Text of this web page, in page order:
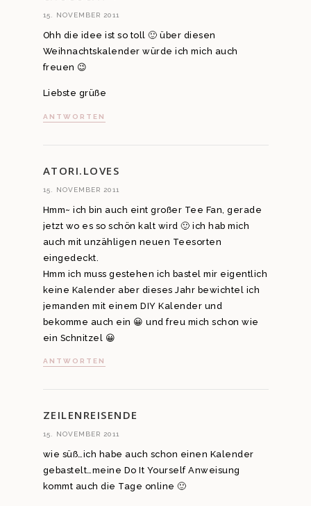
15. NOVEMBER 2011
Ohh die idee ist so toll 🙂 über diesen
Weihnachtskalender würde ich mich auch
freuen 😉
Liebste grüße
ANTWORTEN
ATORI.LOVES
15. NOVEMBER 2011
Hmm~ ich bin auch eint großer Tee Fan, gerade
jetzt wo es so schön kalt wird 🙂 ich hab mich
auch mit unzähligen neuen Teesorten
eingedeckt.
Hmm ich muss gestehen ich bastel mir eigentlich
keine Kalender aber dieses Jahr bewichtel ich
jemanden mit einem DIY Kalender und
bekomme auch ein 😀 und freu mich schon wie
ein Schnitzel 😀
ANTWORTEN
ZEILENREISENDE
15. NOVEMBER 2011
wie süß…ich habe auch schon einen Kalender
gebastelt…meine Do It Yourself Anweisung
kommt auch die Tage online 🙂